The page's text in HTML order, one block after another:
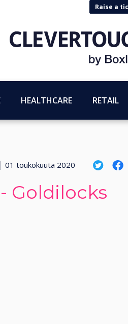
Raise a
HEALTHCARE RETAIL
| 01 toukokuuta 2020
Goldilocks